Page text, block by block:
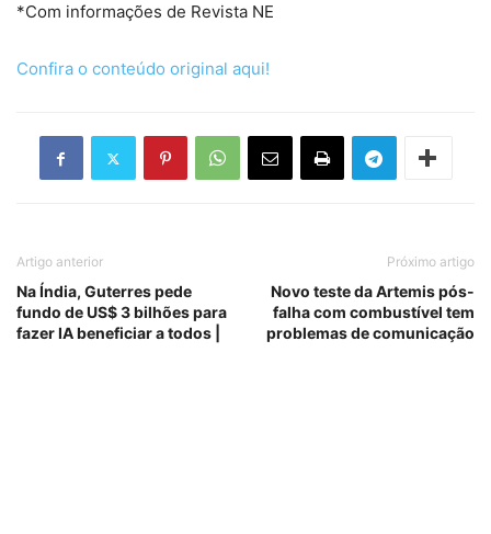
*Com informações de Revista NE
Confira o conteúdo original aqui!
Artigo anterior
Na Índia, Guterres pede
fundo de US$ 3 bilhões para
fazer IA beneficiar a todos |
Próximo artigo
Novo teste da Artemis pós-
falha com combustível tem
problemas de comunicação